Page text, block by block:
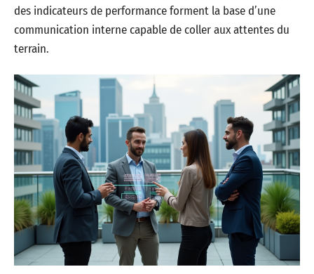
des indicateurs de performance forment la base d’une
communication interne capable de coller aux attentes du
terrain.